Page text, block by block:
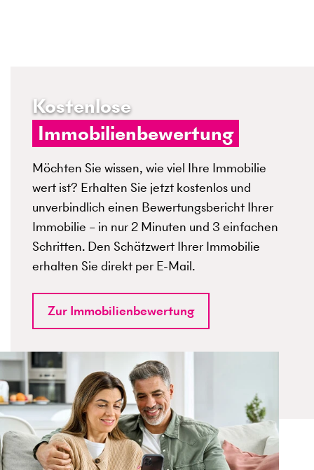
Kostenlose
Immobilienbewertung
Möchten Sie wissen, wie viel Ihre Immobilie
wert ist? Erhalten Sie jetzt kostenlos und
unverbindlich einen Bewertungsbericht Ihrer
Immobilie – in nur 2 Minuten und 3 einfachen
Schritten. Den Schätzwert Ihrer Immobilie
erhalten Sie direkt per E-Mail.
Zur Immobilienbewertung